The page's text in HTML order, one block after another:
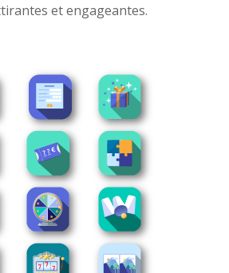
et engageantes.